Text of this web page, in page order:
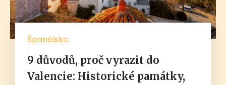
Španělsko
9 důvodů, proč vyrazit do
Valencie: Historické památky,